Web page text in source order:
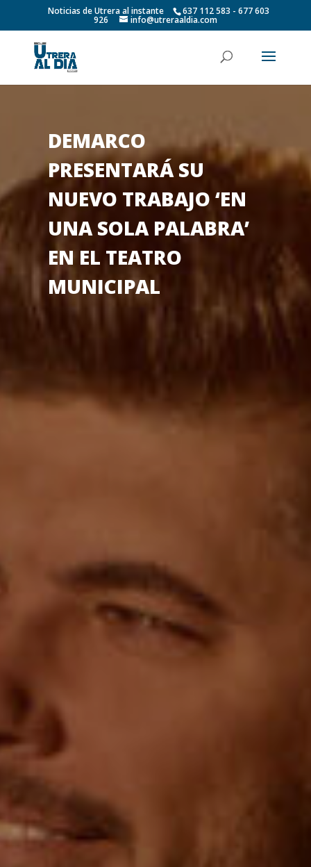
Noticias de Utrera al instante 637 112 583 - 677 603
926 info@utreraaldia.com
DEMARCO
PRESENTARÁ SU
NUEVO TRABAJO ‘EN
UNA SOLA PALABRA’
EN EL TEATRO
MUNICIPAL